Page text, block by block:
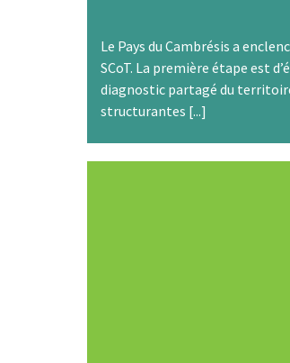
Le Pays du Cambrésis a
SCoT. La première étape est
diagnostic partagé du
structurantes [...]